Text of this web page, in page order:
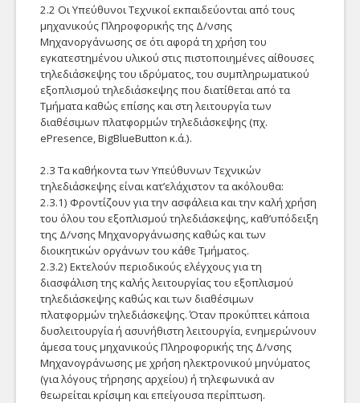
Εξαίρεση Firewall
WiFi/Eduroam
Υπηρεσίες Υποδομής
Ταυτοποίηση
DNS
PKI
NTP
Τηλεφωνία
Τηλεφωνία
Χρέωση
VoIP
Αίτηση IP
Αίτηση απόδοσης
Στατικής Διεύθυνσης IP
του δικτύου της
Υπηρεσίας μας
Αίτηση Firewall
Αίτηση
απενεργοποίησης
Τοίχους Προστασίας
(firewall).
Αίτηση Λογαριασμού
συνεργάτες.
2.2 Οι Υπεύθυνοι Τεχνικοί εκπαιδεύονται από τους
μηχανικούς Πληροφορικής της Δ/νσης
Μηχανοργάνωσης σε ότι αφορά τη χρήση του
εγκατεστημένου υλικού στις πιστοποιημένες αίθουσες
τηλεδιάσκεψης του ιδρύματος, του συμπληρωματικού
εξοπλισμού τηλεδιάσκεψης που διατίθεται από τα
Τμήματα καθώς επίσης και στη λειτουργία των
διαθέσιμων πλατφορμών τηλεδιάσκεψης (πχ.
ePresence, BigBlueButton κ.ά.).
2.3 Τα καθήκοντα των Υπεύθυνων Τεχνικών
τηλεδιάσκεψης είναι κατ’ελάχιστον τα ακόλουθα:
2.3.1) Φροντίζουν για την ασφάλεια και την καλή χρήση
του όλου του εξοπλισμού τηλεδιάσκεψης, καθ’υπόδειξη
της Δ/νσης Μηχανοργάνωσης καθώς και των
διοικητικών οργάνων του κάθε Τμήματος.
2.3.2) Εκτελούν περιοδικούς ελέγχους για τη
διασφάλιση της καλής λειτουργίας του εξοπλισμού
τηλεδιάσκεψης καθώς και των διαθέσιμων
πλατφορμών τηλεδιάσκεψης. Όταν προκύπτει κάποια
δυσλειτουργία ή ασυνήθιστη λειτουργία, ενημερώνουν
άμεσα τους μηχανικούς Πληροφορικής της Δ/νσης
Μηχανογράνωσης με χρήση ηλεκτρονικού μηνύματος
(για λόγους τήρησης αρχείου) ή τηλεφωνικά αν
θεωρείται κρίσιμη και επείγουσα περίπτωση.